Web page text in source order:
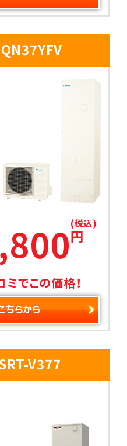
円
(税込)
でこの価格！
V377